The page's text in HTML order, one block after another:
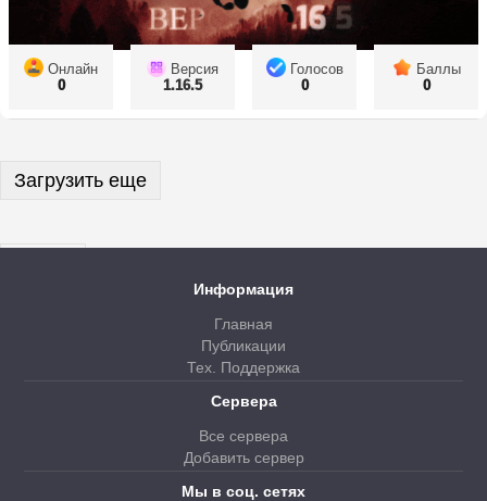
Онлайн
0
Версия
1.16.5
Голосов
0
Баллы
0
Загрузить еще
Информация
Главная
Публикации
Тех. Поддержка
Сервера
Все сервера
Добавить сервер
Мы в соц. сетях